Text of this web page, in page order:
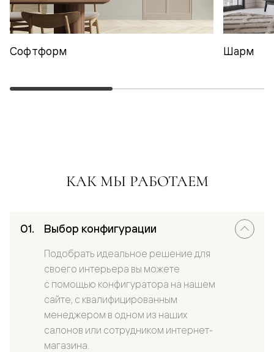
Софтформ Шарм
КАК МЫ РАБОТАЕМ
Выбор конфигурации
Подобрать идеальное решение для
своего интерьера вы можете
с помощью конфигуратора на нашем
сайте, с квалифицированным
менеджером в одном из наших
салонов или сотрудником интернет-
магазина.